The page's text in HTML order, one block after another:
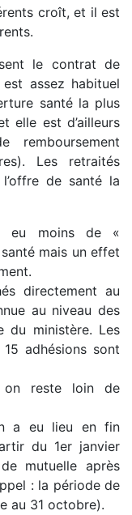
croît, et il est
le contrat de
assez habituel
santé la plus
elle est d’ailleurs
remboursement
Les retraités
de santé la
eu moins de «
mais un effet
directement au
au niveau des
du ministère. Les
adhésions sont
on reste loin de
a eu lieu en fin
du 1er janvier
mutuelle après
: la période de
au 31 octobre).